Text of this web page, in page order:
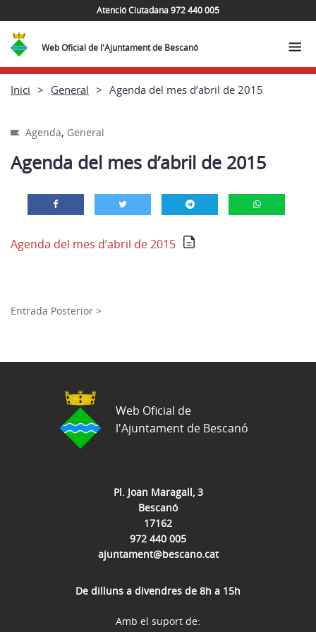
Atenció Ciutadana 972 440 005
Web Oficial de l'Ajuntament de Bescanó
Inici General Agenda del mes d’abril de 2015
Agenda, General
Agenda del mes d’abril de 2015
Agenda del mes d’abril de 2015
Entrada Posterior >
Pl. Joan Maragall, 3
Bescanó
17162
972 440 005
ajuntament@bescano.cat
De dilluns a divendres de 8h a 15h
Web Oficial de
l'Ajuntament de Bescanó
Amb el suport de: